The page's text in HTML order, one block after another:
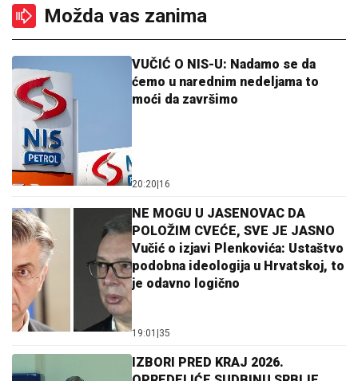
Možda vas zanima
VUČIĆ O NIS-U: Nadamo se da
ćemo u narednim nedeljama to
moći da završimo
20:20 16
NE MOGU U JASENOVAC DA
POLOŽIM CVEĆE, SVE JE JASNO
Vučić o izjavi Plenkovića: Ustaštvo
podobna ideologija u Hrvatskoj, to
je odavno logično
19:01 35
IZBORI PRED KRAJ 2026.